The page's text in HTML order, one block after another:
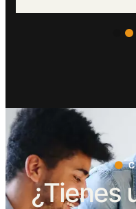
¿Tienes